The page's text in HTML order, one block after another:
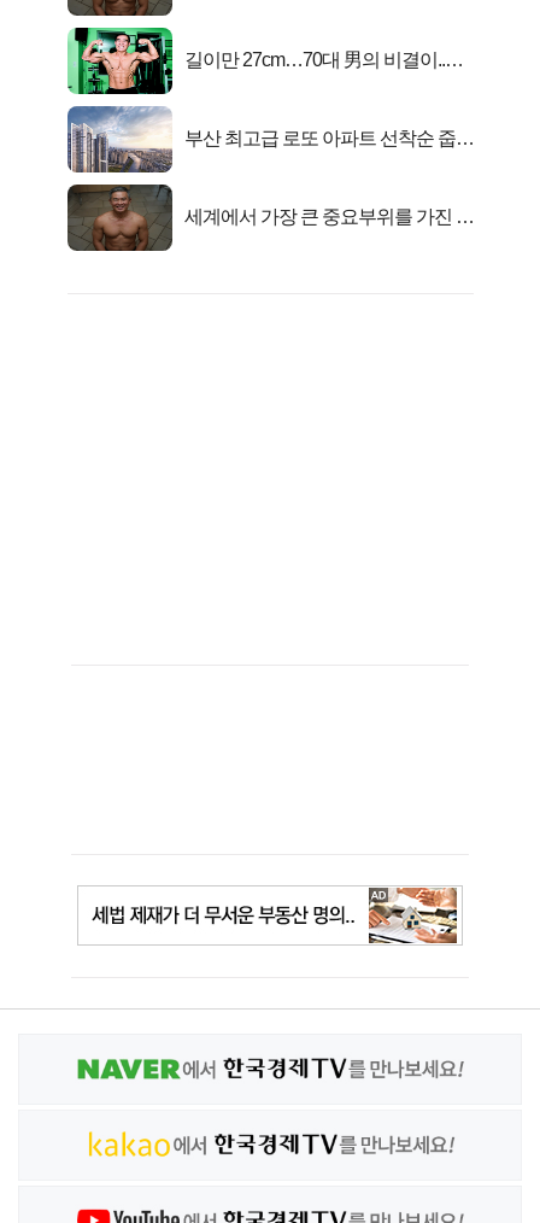
길이만 27cm…70대 男의 비결이..충
부산 최고급 로또 아파트 선착순 줍줍
세계에서 가장 큰 중요부위를 가진 남